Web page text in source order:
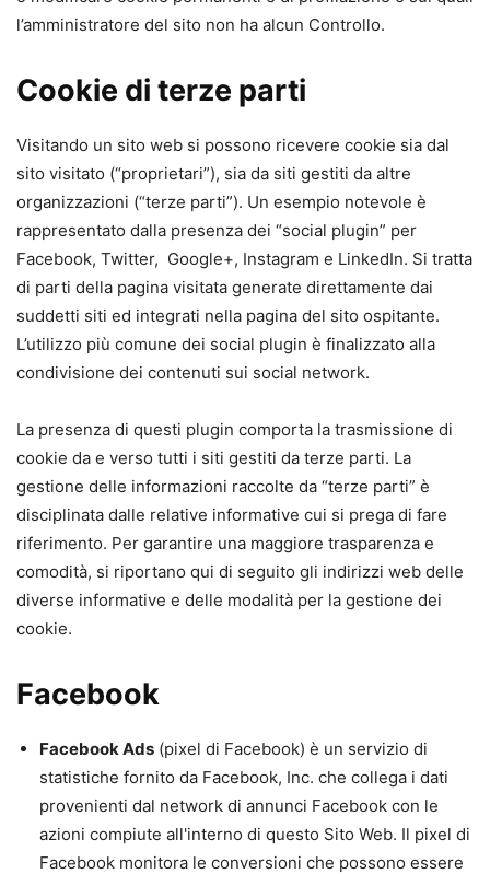
l’amministratore del sito non ha alcun Controllo.
Cookie di terze parti
Visitando un sito web si possono ricevere cookie sia dal
sito visitato (“proprietari”), sia da siti gestiti da altre
organizzazioni (“terze parti”). Un esempio notevole è
rappresentato dalla presenza dei “social plugin” per
Facebook, Twitter, Google+, Instagram e LinkedIn. Si tratta
di parti della pagina visitata generate direttamente dai
suddetti siti ed integrati nella pagina del sito ospitante.
L’utilizzo più comune dei social plugin è finalizzato alla
condivisione dei contenuti sui social network.
La presenza di questi plugin comporta la trasmissione di
cookie da e verso tutti i siti gestiti da terze parti. La
gestione delle informazioni raccolte da “terze parti” è
disciplinata dalle relative informative cui si prega di fare
riferimento. Per garantire una maggiore trasparenza e
comodità, si riportano qui di seguito gli indirizzi web delle
diverse informative e delle modalità per la gestione dei
cookie.
Facebook
Facebook Ads (pixel di Facebook) è un servizio di
statistiche fornito da Facebook, Inc. che collega i dati
provenienti dal network di annunci Facebook con le
azioni compiute all'interno di questo Sito Web. Il pixel di
Facebook monitora le conversioni che possono essere